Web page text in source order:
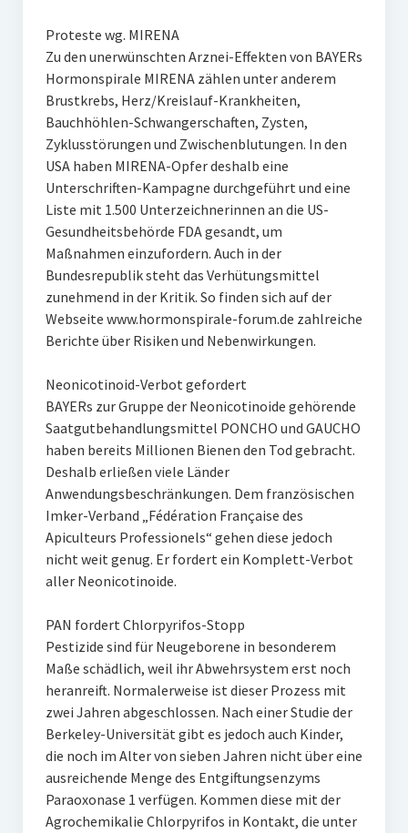
Proteste wg. MIRENA
Zu den unerwünschten Arznei-Effekten von BAYERs
Hormonspirale MIRENA zählen unter anderem
Brustkrebs, Herz/Kreislauf-Krankheiten,
Bauchhöhlen-Schwangerschaften, Zysten,
Zyklusstörungen und Zwischenblutungen. In den
USA haben MIRENA-Opfer deshalb eine
Unterschriften-Kampagne durchgeführt und eine
Liste mit 1.500 Unterzeichnerinnen an die US-
Gesundheitsbehörde FDA gesandt, um
Maßnahmen einzufordern. Auch in der
Bundesrepublik steht das Verhütungsmittel
zunehmend in der Kritik. So finden sich auf der
Webseite www.hormonspirale-forum.de zahlreiche
Berichte über Risiken und Nebenwirkungen.
Neonicotinoid-Verbot gefordert
BAYERs zur Gruppe der Neonicotinoide gehörende
Saatgutbehandlungsmittel PONCHO und GAUCHO
haben bereits Millionen Bienen den Tod gebracht.
Deshalb erließen viele Länder
Anwendungsbeschränkungen. Dem französischen
Imker-Verband „Fédération Française des
Apiculteurs Professionels“ gehen diese jedoch
nicht weit genug. Er fordert ein Komplett-Verbot
aller Neonicotinoide.
PAN fordert Chlorpyrifos-Stopp
Pestizide sind für Neugeborene in besonderem
Maße schädlich, weil ihr Abwehrsystem erst noch
heranreift. Normalerweise ist dieser Prozess mit
zwei Jahren abgeschlossen. Nach einer Studie der
Berkeley-Universität gibt es jedoch auch Kinder,
die noch im Alter von sieben Jahren nicht über eine
ausreichende Menge des Entgiftungsenzyms
Paraoxonase 1 verfügen. Kommen diese mit der
Agrochemikalie Chlorpyrifos in Kontakt, die unter